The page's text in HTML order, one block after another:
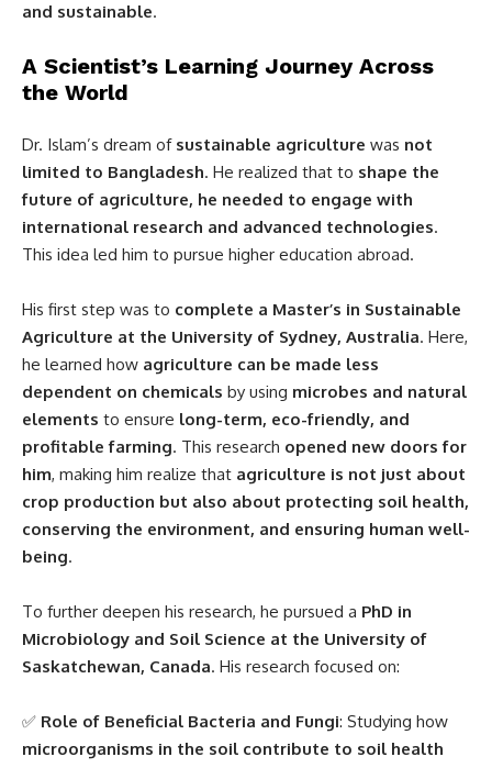
and sustainable.
A Scientist’s Learning Journey Across
the World
Dr. Islam’s dream of sustainable agriculture was not
limited to Bangladesh. He realized that to shape the
future of agriculture, he needed to engage with
international research and advanced technologies.
This idea led him to pursue higher education abroad.
His first step was to complete a Master’s in Sustainable
Agriculture at the University of Sydney, Australia. Here,
he learned how agriculture can be made less
dependent on chemicals by using microbes and natural
elements to ensure long-term, eco-friendly, and
profitable farming. This research opened new doors for
him, making him realize that agriculture is not just about
crop production but also about protecting soil health,
conserving the environment, and ensuring human well-
being.
To further deepen his research, he pursued a PhD in
Microbiology and Soil Science at the University of
Saskatchewan, Canada. His research focused on:
✅ Role of Beneficial Bacteria and Fungi: Studying how
microorganisms in the soil contribute to soil health